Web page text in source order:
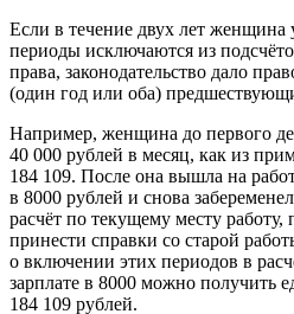
Если в течение двух лет женщина
периоды исключаются из
права, законодательство дало
(один год или оба)
Например, женщина до первого
40 000 рублей в месяц, как из
184 109. После она вышла на
в 8000 рублей и снова
расчёт по текущему месту
принести справки со старой
о включении этих периодов в
зарплате в 8000 можно получить
184 109 рублей.